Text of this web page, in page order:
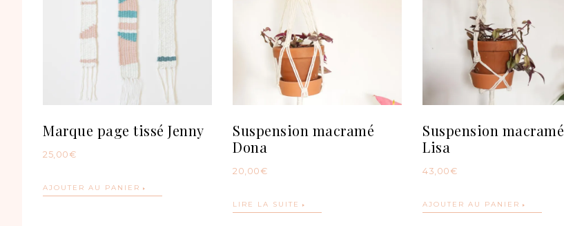
Marque page tissé Jenny
25,00 €
AJOUTER AU PANIER
Suspension macramé
Dona
20,00 €
LIRE LA SUITE
Suspension macramé
Lisa
43,00 €
AJOUTER AU PANIER